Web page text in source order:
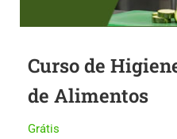
Curso de
de Alimentos
Grátis